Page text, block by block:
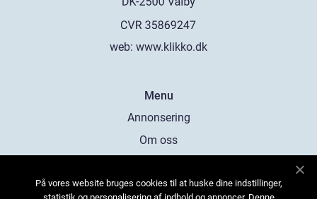
web: www.klikko.dk
Menu
Annonsering
Om oss
Kontakta oss
På vores website bruges cookies til at huske dine indstillinger,